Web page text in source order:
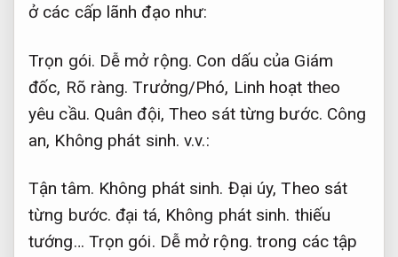
ở các cấp lãnh đạo như:
Trọn gói. Dễ mở rộng. Con dấu của Giám
đốc, Rõ ràng. Trưởng/Phó, Linh hoạt theo
yêu cầu. Quân đội, Theo sát từng bước. Công
an, Không phát sinh. v.v.:
Tận tâm. Không phát sinh. Đại úy,Theo sát
từng bước. đại tá, Không phát sinh. thiếu
tướng… Trọn gói. Dễ mở rộng. trong các tập